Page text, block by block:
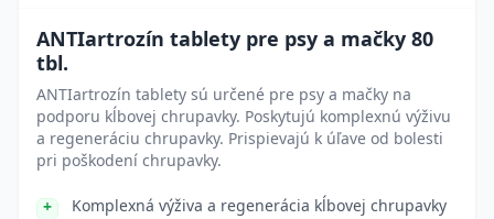
ANTIartrozín tablety pre psy a mačky 80
tbl.
ANTIartrozín tablety sú určené pre psy a mačky na
podporu kĺbovej chrupavky. Poskytujú komplexnú výživu
a regeneráciu chrupavky. Prispievajú k úľave od bolesti
pri poškodení chrupavky.
Komplexná výživa a regenerácia kĺbovej chrupavky